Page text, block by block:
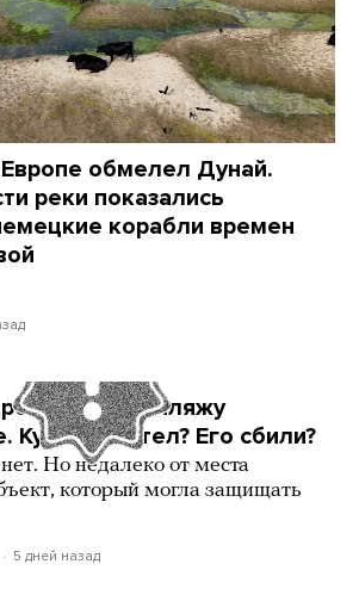
обмелел Дунай.
реки показались
корабли времен
попал по пляжу
Куда он летел? Его сбили?
Но недалеко от места
который могла защищать
5 дней назад